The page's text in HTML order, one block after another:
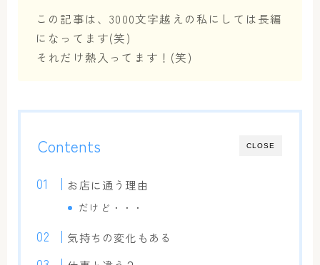
この記事は、3000文字越えの私にしては長編
になってます(笑)
それだけ熱入ってます！(笑)
CLOSE
Contents
お店に通う理由
だけど・・・
気持ちの変化もある